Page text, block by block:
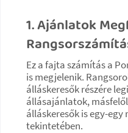
1. Ajánlatok
Ez a fajta számítás a
is megjelenik.
álláskeresők részére
állásajánlatok,
álláskeresők is egy-
tekintetében.